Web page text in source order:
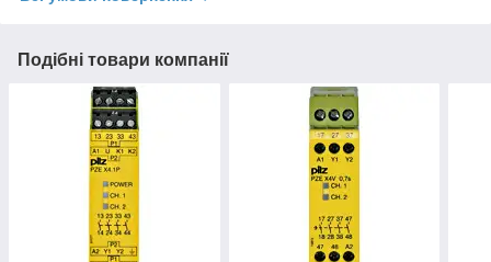
Подібні товари компанії